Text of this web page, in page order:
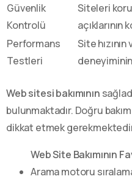
Güvenlik
Kontrolü
Siteleri
Performans
Testleri
Site hızının
Web sitesi bakımının
bulunmaktadır. Doğru
dikkat etmek
Web Site Bakımının
Arama motoru